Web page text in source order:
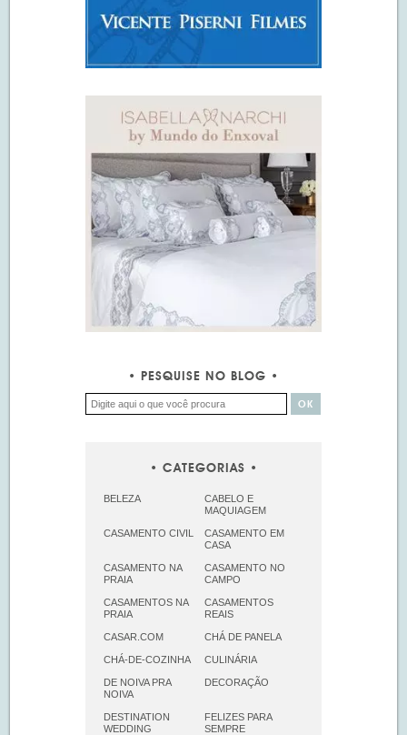
PESQUISE NO BLOG
CATEGORIAS
BELEZA
CABELO E
MAQUIAGEM
CASAMENTO CIVIL
CASAMENTO EM
CASA
CASAMENTO NA
PRAIA
CASAMENTO NO
CAMPO
CASAMENTOS NA
PRAIA
CASAMENTOS
REAIS
CASAR.COM CHÁ DE PANELA
CHÁ-DE-COZINHA CULINÁRIA
DE NOIVA PRA
NOIVA
DECORAÇÃO
DESTINATION
WEDDING
FELIZES PARA
SEMPRE